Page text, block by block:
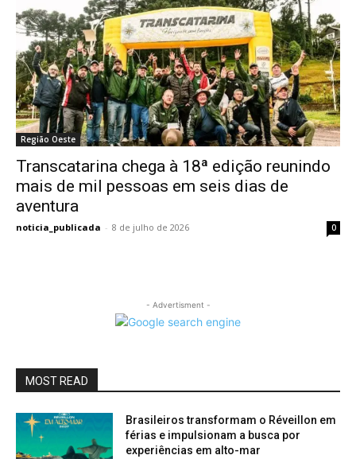
Região Oeste
Transcatarina chega à 18ª edição reunindo
mais de mil pessoas em seis dias de
aventura
noticia_publicada - 8 de julho de 2026 0
- Advertisment -
MOST READ
Brasileiros transformam o Réveillon em
férias e impulsionam a busca por
experiências em alto-mar